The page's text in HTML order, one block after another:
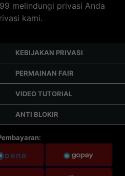
melindungi privasi Anda
kami.
KEBIJAKAN PRIVASI
PERMAINAN FAIR
VIDEO TUTORIAL
ANTI BLOKIR